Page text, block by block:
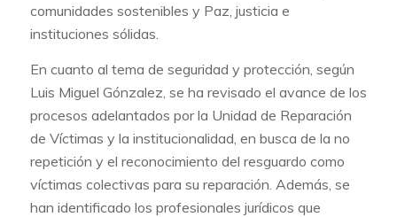
comunidades sostenibles y Paz, justicia e
instituciones sólidas.
En cuanto al tema de seguridad y protección, según
Luis Miguel Gónzalez, se ha revisado el avance de los
procesos adelantados por la Unidad de Reparación
de Víctimas y la institucionalidad, en busca de la no
repetición y el reconocimiento del resguardo como
víctimas colectivas para su reparación. Además, se
han identificado los profesionales jurídicos que